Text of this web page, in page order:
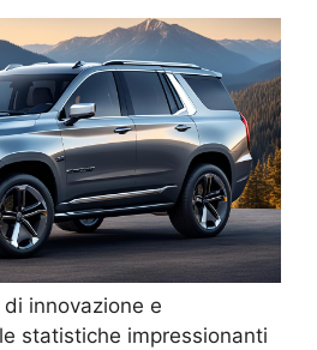
innovazione e
statistiche impressionanti